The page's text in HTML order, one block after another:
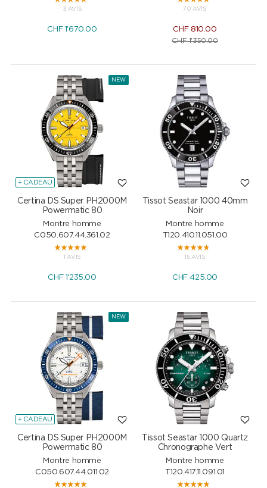
3 AVIS
CHF1'670.00
70 AVIS
CHF810.00
CHF1'350.00
NEW
+ CADEAU
Certina DS Super PH2000M
Powermatic 80
Montre homme
C050.607.44.361.02
1 AVIS
CHF 1'235.00
Tissot Seastar 1000 40mm
Noir
Montre homme
T120.410.11.051.00
15 AVIS
CHF 425.00
NEW
+ CADEAU
Certina DS Super PH2000M
Powermatic 80
Montre homme
C050.607.44.011.02
Tissot Seastar 1000 Quartz
Chronographe Vert
Montre homme
T120.417.11.091.01